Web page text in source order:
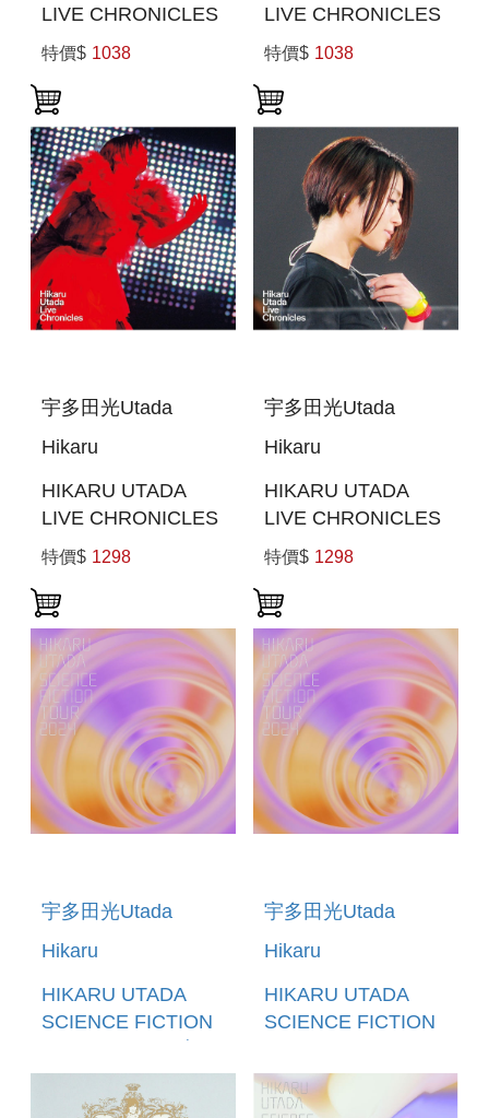
LIVE CHRONICLES
LUV LIVE (1999) (日
特價$ 1038
LIVE CHRONICLES
UNPLUGGED
BLU-RAY)
特價$ 1038
宇多田光Utada
Hikaru
HIKARU UTADA
LIVE CHRONICLES
UTADA UNITED
(BLU-RAY))
特價$ 1298
宇多田光Utada
Hikaru
HIKARU UTADA
LIVE CHRONICLES
WILD LIFE (2010)
RAY))
特價$ 1298
宇多田光Utada
Hikaru
HIKARU UTADA
SCIENCE FICTION
口完全生產限定盤)
(2BLU-
宇多田光Utada
Hikaru
HIKARU UTADA
SCIENCE FICTION
RAY) (日本進口盤)
(預購至9/6 12:00止)